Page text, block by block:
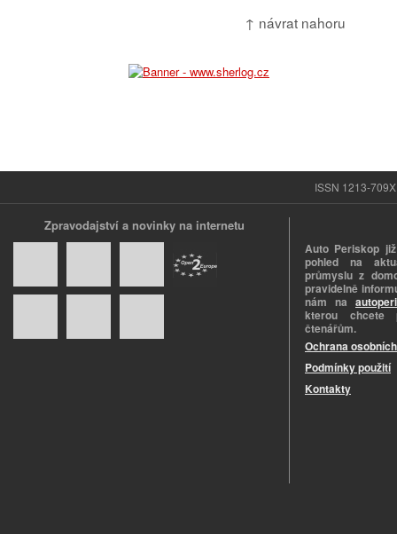
↑ návrat nahoru
ISSN 1213-
Zpravodajství a novinky na internetu
Auto Periskop
pohled na
průmyslu z
pravidelně
nám na
kterou chcete
čtenářům.
Ochrana
Podmínky použití
Kontakty